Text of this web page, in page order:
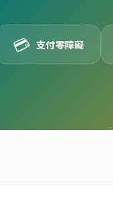
💳 支付零障礙